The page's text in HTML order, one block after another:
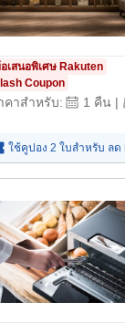
เสนอพิเศษ Rakuten
Coupon
คาสำหรับ: 1 คืน |
ใช้คูปอง 2 ใบสำหรับ ลด